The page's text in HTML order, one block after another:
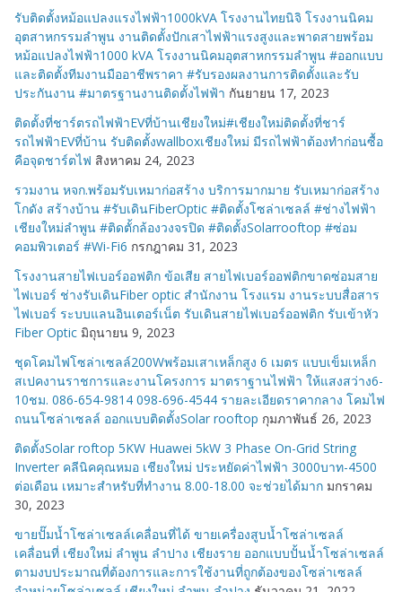
รับติดตั้งหม้อแปลงแรงไฟฟ้า1000kVA โรงงานไทยนิจิ โรงงานนิคม
อุตสาหกรรมลำพูน งานติดตั้งปักเสาไฟฟ้าแรงสูงและพาดสายพร้อม
หม้อแปลงไฟฟ้า1000 kVA โรงงานนิคมอุตสาหกรรมลำพูน #ออกแบบ
และติดตั้งทีมงานมืออาชีพราคา #รับรองผลงานการติดตั้งและรับ
ประกันงาน #มาตรฐานงานติดตั้งไฟฟ้า กันยายน 17, 2023
ติดตั้งที่ชาร์ตรถไฟฟ้าEVที่บ้านเชียงใหม่#เชียงใหม่ติดตั้งที่ชาร์
รถไฟฟ้าEVที่บ้าน รับติดตั้งwallboxเชียงใหม่ มีรถไฟฟ้าต้องทำก่อนซื้อ
คือจุดชาร์ตไฟ สิงหาคม 24, 2023
รวมงาน หจก.พร้อมรับเหมาก่อสร้าง บริการมากมาย รับเหมาก่อสร้าง
โกดัง สร้างบ้าน #รับเดินFiberOptic #ติดตั้งโซล่าเซลล์ #ช่างไฟฟ้า
เชียงใหม่ลำพูน #ติดตั้กล้องวงจรปิด #ติดตั้งSolarrooftop #ซ่อม
คอมพิวเตอร์ #Wi-Fi6 กรกฎาคม 31, 2023
โรงงานสายไฟเบอร์ออฟติก ข้อเสีย สายไฟเบอร์ออฟติกขาดซ่อมสาย
ไฟเบอร์ ช่างรับเดินFiber optic สำนักงาน โรงแรม งานระบบสื่อสาร
ไฟเบอร์ ระบบแลนอินเตอร์เน็ต รับเดินสายไฟเบอร์ออฟติก รับเข้าหัว
Fiber Optic มิถุนายน 9, 2023
ชุดโคมไฟโซล่าเซลล์200Wพร้อมเสาเหล็กสูง 6 เมตร แบบเข็มเหล็ก
สเปคงานราชการและงานโครงการ มาตราฐานไฟฟ้า ให้แสงสว่าง6-
10ชม. 086-654-9814 098-696-4544 รายละเอียดราคากลาง โคมไฟ
ถนนโซล่าเซลล์ ออกแบบติดตั้งSolar rooftop กุมภาพันธ์ 26, 2023
ติดตั้งSolar roftop 5KW Huawei 5kW 3 Phase On-Grid String
Inverter คลีนิคคุณหมอ เชียงใหม่ ประหยัดค่าไฟฟ้า 3000บาท-4500
ต่อเดือน เหมาะสำหรับที่ทำงาน 8.00-18.00 จะช่วยได้มาก มกราคม
30, 2023
ขายปั๊มน้ำโซล่าเซลล์เคลื่อนที่ได้ ขายเครื่องสูบน้ำโซล่าเซลล์
เคลื่อนที่ เชียงใหม่ ลำพูน ลำปาง เชียงราย ออกแบบปั้นน้ำโซล่าเซลล์
ตามงบประมาณที่ต้องการและการใช้งานที่ถูกต้องของโซล่าเซลล์